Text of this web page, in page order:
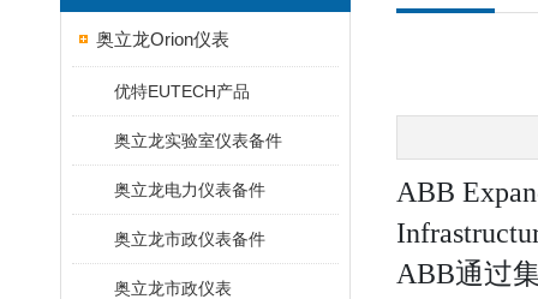
奥立龙Orion仪表
优特EUTECH产品
奥立龙实验室仪表备件
奥立龙电力仪表备件
奥立龙市政仪表备件
奥立龙市政仪表
ABB
ABB通过